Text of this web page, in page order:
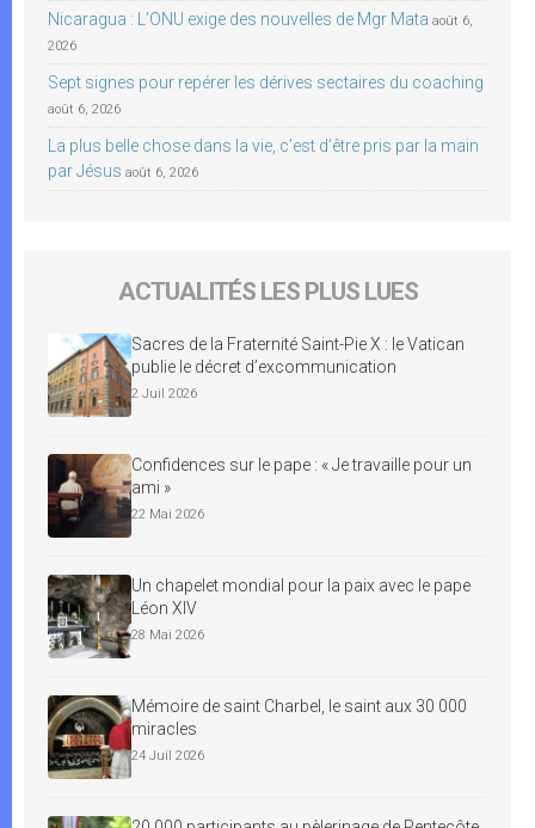
Nicaragua : L’ONU exige des nouvelles de Mgr Mata août 6,
2026
Sept signes pour repérer les dérives sectaires du coaching
août 6, 2026
La plus belle chose dans la vie, c’est d’être pris par la main
par Jésus août 6, 2026
ACTUALITÉS LES PLUS LUES
Sacres de la Fraternité Saint-Pie X : le Vatican
publie le décret d’excommunication
2 Juil 2026
Confidences sur le pape : « Je travaille pour un
ami »
22 Mai 2026
Un chapelet mondial pour la paix avec le pape
Léon XIV
28 Mai 2026
Mémoire de saint Charbel, le saint aux 30 000
miracles
24 Juil 2026